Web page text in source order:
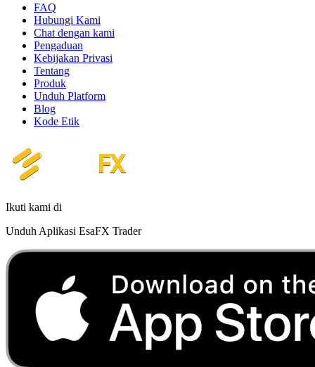
FAQ
Hubungi Kami
Chat dengan kami
Pengaduan
Kebijakan Privasi
Tentang
Produk
Unduh Platform
Blog
Kode Etik
Ikuti kami di
Unduh Aplikasi EsaFX Trader